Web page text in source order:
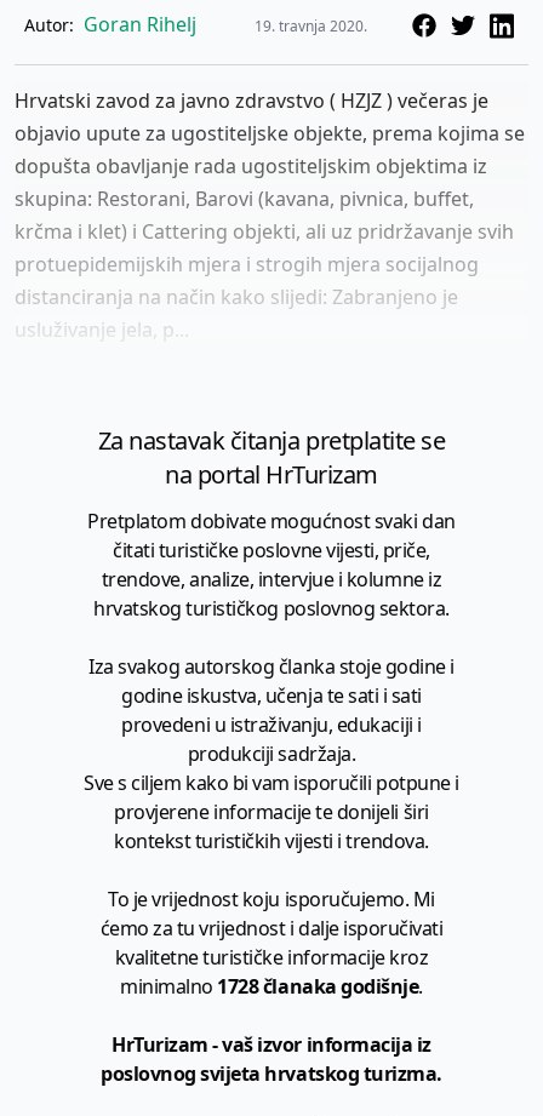
Autor: Goran Rihelj 19. travnja 2020.
Hrvatski zavod za javno zdravstvo ( HZJZ ) večeras je
objavio upute za ugostiteljske objekte, prema kojima se
dopušta obavljanje rada ugostiteljskim objektima iz
skupina: Restorani, Barovi (kavana, pivnica, buffet,
krčma i klet) i Cattering objekti, ali uz pridržavanje svih
protuepidemijskih mjera i strogih mjera socijalnog
distanciranja na način kako slijedi: Zabranjeno je
usluživanje jela, p...
Za nastavak čitanja pretplatite se
na portal HrTurizam
Pretplatom dobivate mogućnost svaki dan
čitati turističke poslovne vijesti, priče,
trendove, analize, intervjue i kolumne iz
hrvatskog turističkog poslovnog sektora.
Iza svakog autorskog članka stoje godine i
godine iskustva, učenja te sati i sati
provedeni u istraživanju, edukaciji i
produkciji sadržaja.
Sve s ciljem kako bi vam isporučili potpune i
provjerene informacije te donijeli širi
kontekst turističkih vijesti i trendova.
To je vrijednost koju isporučujemo. Mi
ćemo za tu vrijednost i dalje isporučivati
kvalitetne turističke informacije kroz
minimalno 1728 članaka godišnje.
HrTurizam - vaš izvor informacija iz
poslovnog svijeta hrvatskog turizma.